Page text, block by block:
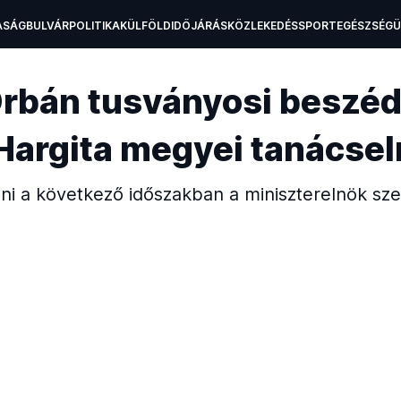
BULVÁRPOLITIKAKÜLFÖLDIDŐJÁRÁSKÖZLEKEDÉSSPORT
tusványosi
megyei
a következő időszakban a miniszterelnök